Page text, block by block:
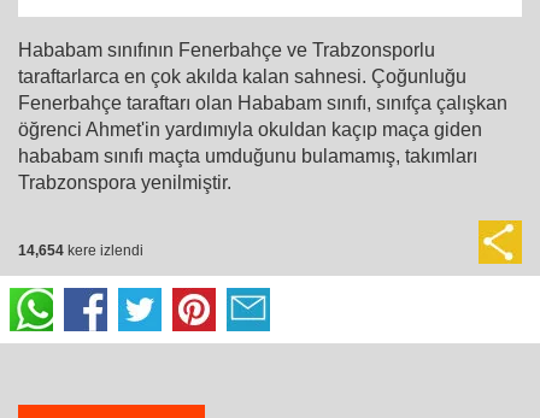
Hababam sınıfının Fenerbahçe ve Trabzonsporlu
taraftarlarca en çok akılda kalan sahnesi. Çoğunluğu
Fenerbahçe taraftarı olan Hababam sınıfı, sınıfça çalışkan
öğrenci Ahmet'in yardımıyla okuldan kaçıp maça giden
hababam sınıfı maçta umduğunu bulamamış, takımları
Trabzonspora yenilmiştir.
14,654 kere izlendi